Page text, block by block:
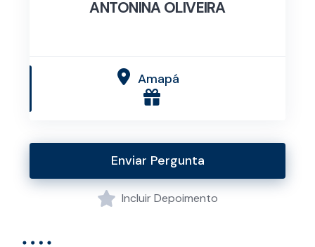
ANTONINA OLIVEIRA
Amapá
Enviar Pergunta
Incluir Depoimento